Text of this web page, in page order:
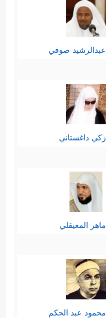
عبدالرشيد صوفي
زكي داغستاني
ماهر المعيقلي
محمود عبد الحكم